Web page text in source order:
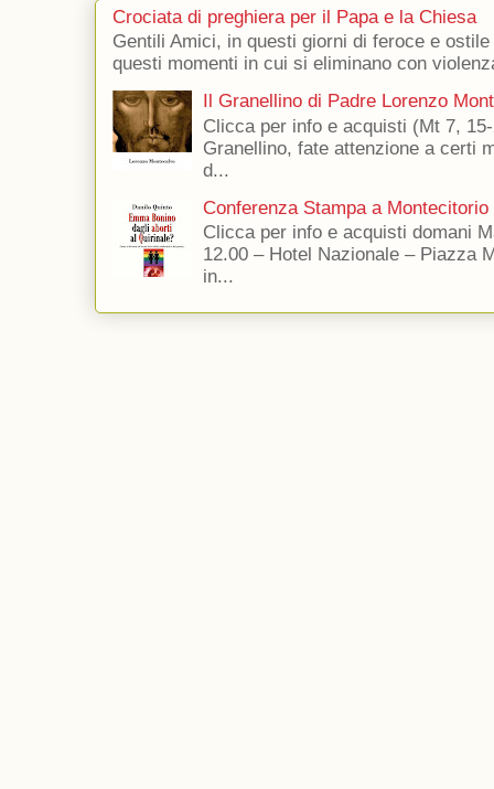
Crociata di preghiera per il Papa e la Chiesa
Gentili Amici, in questi giorni di feroce e
questi momenti in cui si eliminano con
Il Granellino di Padre Lorenzo
Clicca per info e acquisti (Mt 7,
Granellino, fate attenzione a certi
d...
Conferenza Stampa a Montecitorio
Clicca per info e acquisti domani
12.00 – Hotel Nazionale – Piazza
in...